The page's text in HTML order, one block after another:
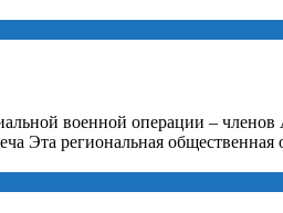
военной операции –
Эта региональная общественная